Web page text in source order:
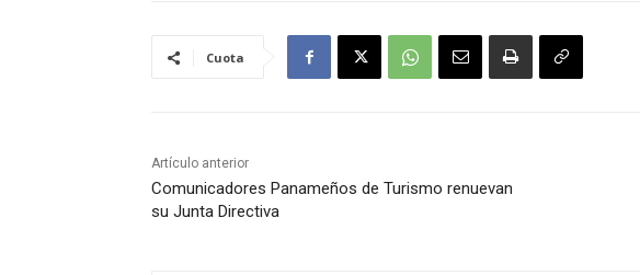
Cuota
Artículo anterior
Comunicadores Panameños de Turismo renuevan
su Junta Directiva